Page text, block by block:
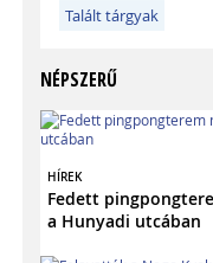
Talált tárgyak
NÉPSZERŰ
HÍREK
Fedett
a Hunyadi utcában